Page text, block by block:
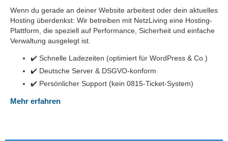
Wenn du gerade an deiner Website arbeitest oder dein aktuelles
Hosting überdenkst: Wir betreiben mit NetzLiving eine Hosting-
Plattform, die speziell auf Performance, Sicherheit und einfache
Verwaltung ausgelegt ist.
✔️ Schnelle Ladezeiten (optimiert für WordPress & Co.)
✔️ Deutsche Server & DSGVO-konform
✔️ Persönlicher Support (kein 0815-Ticket-System)
Mehr erfahren